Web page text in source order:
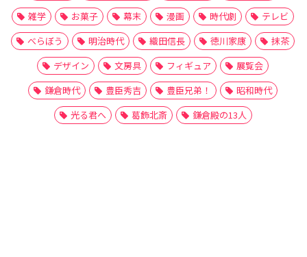
雑学
お菓子 幕末 漫画 時代劇
テレビ
べらぼう
明治時代 織田信長 徳川家康
抹茶
デザイン
文房具 フィギュア
展覧会
鎌倉時代
豊臣秀吉 豊臣兄弟！
昭和時代
光る君へ
葛飾北斎 鎌倉殿の13人